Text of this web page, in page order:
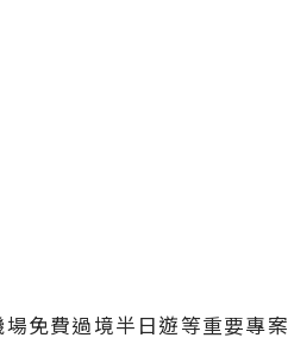
免費過境半日遊等重要專